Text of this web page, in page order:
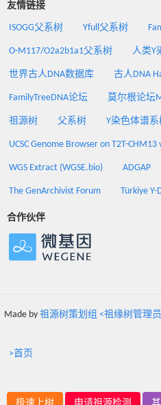
友情链接
ISOGG父系树 Yfull父系树
O-M117/O2a2b1a1父系树 人类Y
世界古人DNA数据库 古人DNA
FamilyTreeDNA论坛 莫尔根论坛
祖源树 父系树 Y染色体谱系
UCSC Genome Browser on T2T-CHM13
WGS Extract (WGSE.bio) ADGAP
The GenArchivist Forum Türkiye Y-
合作伙伴
Made by 祖源树策划组 <祖缘树管理
>首页